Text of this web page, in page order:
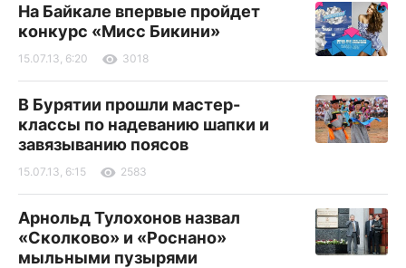
На Байкале впервые пройдет
конкурс «Мисс Бикини»
15.07.13, 6:20 3018
В Бурятии прошли мастер-
классы по надеванию шапки и
завязыванию поясов
15.07.13, 6:15 2583
Арнольд Тулохонов назвал
«Сколково» и «Роснано»
мыльными пузырями